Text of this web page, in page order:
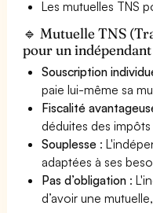
Les mutuelles TNS
🔹 Mutuelle TNS
pour un indépendant
Souscription
paie lui-même sa
Fiscalité
déduites des impôts
Souplesse :
adaptées à ses
Pas d’obligation :
d’avoir une